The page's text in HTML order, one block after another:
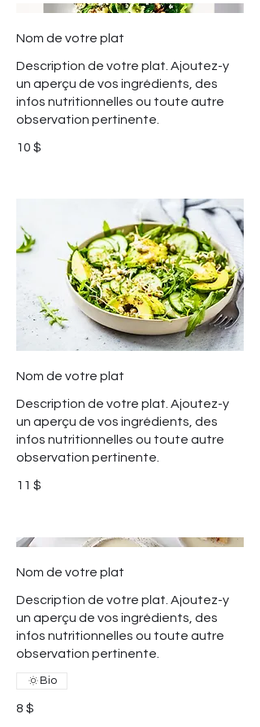
Nom de votre plat
Description de votre plat. Ajoutez-y
un aperçu de vos ingrédients, des
infos nutritionnelles ou toute autre
observation pertinente.
10 $
Nom de votre plat
Description de votre plat. Ajoutez-y
un aperçu de vos ingrédients, des
infos nutritionnelles ou toute autre
observation pertinente.
11 $
Nom de votre plat
Description de votre plat. Ajoutez-y
un aperçu de vos ingrédients, des
infos nutritionnelles ou toute autre
observation pertinente.
8 $
Bio